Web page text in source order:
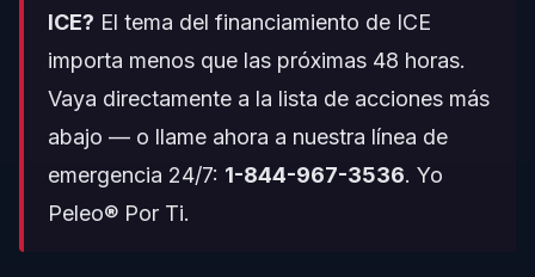
Ley de Financiamiento de ICE
¿Qué Sucede si el Proyecto de Ley de Financiamiento
de ICE No Se Aprueba?
Impacto en Detenciones y Procedimientos Legales
Infografía: Distribución del Presupuesto de ICE 2026
Preguntas Frecuentes
ICE? El tema del financiamiento de ICE
importa menos que las próximas 48 horas.
Vaya directamente a la lista de acciones más
abajo — o llame ahora a nuestra línea de
emergencia 24/7: 1-844-967-3536. Yo
Peleo® Por Ti.